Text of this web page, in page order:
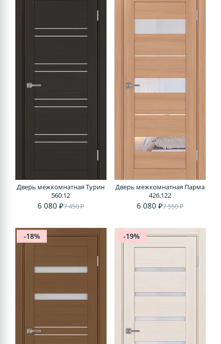
Дверь межкомнатная Турин
560.12
6 080 ₽7 450 ₽
Дверь межкомнатная Парма
426.122
6 080 ₽7 550 ₽
-18% -19%